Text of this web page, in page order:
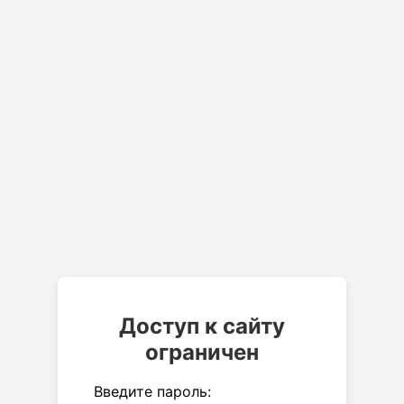
Доступ к сайту
ограничен
Введите пароль: